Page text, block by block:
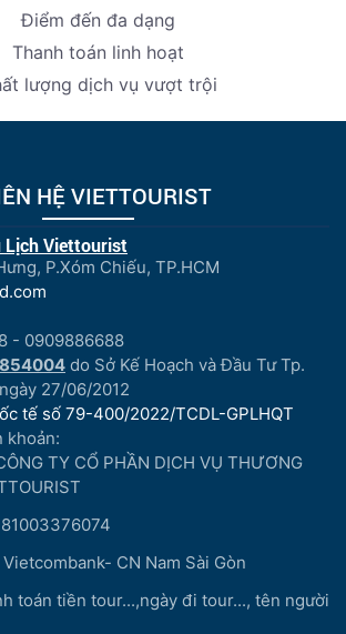
Điểm đến đa dạng
Thanh toán linh hoạt
lượng dịch vụ vượt trội
HỆ VIETTOURIST
Lịch Viettourist
P.Xóm Chiếu, TP.HCM
- 0909886688
do Sở Kế Hoạch và Đầu Tư Tp.
27/06/2012
tế số 79-400/2022/TCDL-GPLHQT
khoản:
TY CỔ PHẦN DỊCH VỤ THƯƠNG
CN Nam Sài Gòn
toán tiền tour...,ngày đi tour..., tên người